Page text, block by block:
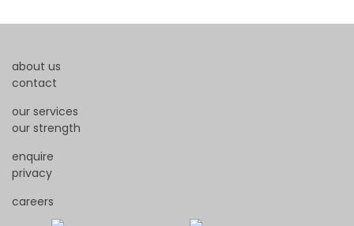
about us
contact
our services
our strength
enquire
privacy
careers